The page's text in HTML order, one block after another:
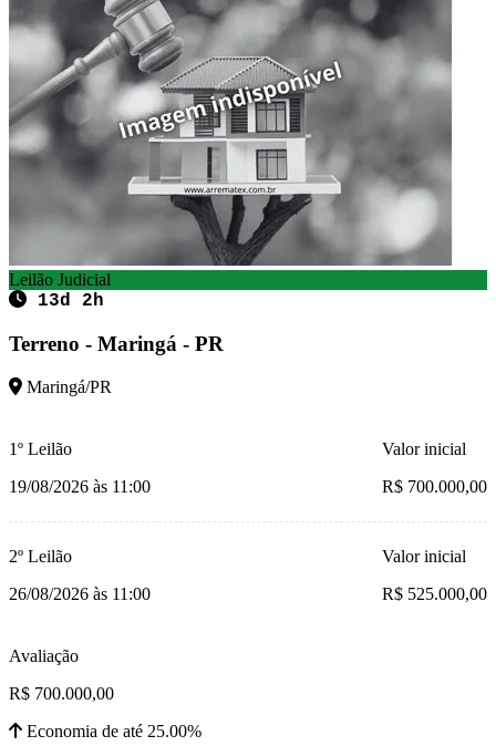
Leilão Judicial
13d 2h
Terreno - Maringá - PR
Maringá/PR
1º Leilão
19/08/2026 às 11:00
Valor inicial
R$ 700.000,00
2º Leilão
26/08/2026 às 11:00
Valor inicial
R$ 525.000,00
Avaliação
R$ 700.000,00
Economia de até 25.00%